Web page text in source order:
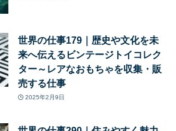
世界の仕事179｜歴史や文化を未
来へ伝えるビンテージトイコレク
ター～レアなおもちゃを収集・販
売する仕事
2025年2月9日